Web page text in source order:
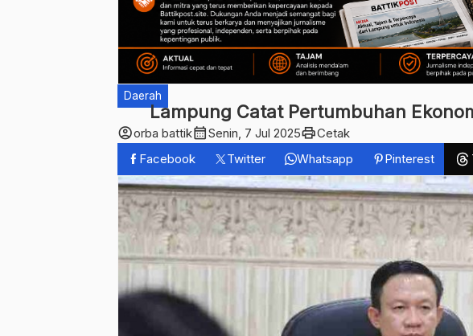
Daerah
Lampung Catat Pertumbuhan
account_circleorba battikcalendar_monthSenin, 7 Jul 2025printCetak
Facebook
Twitter Whatsapp Pinterest